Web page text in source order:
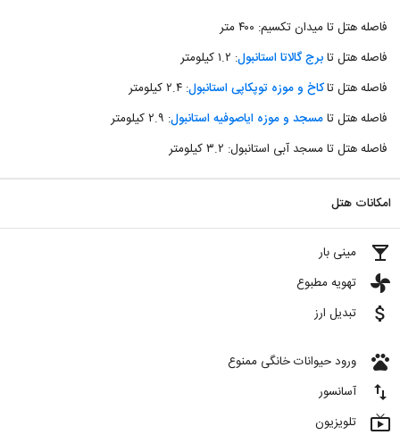
فاصله هتل تا میدان تکسیم: ۴۰۰ متر
فاصله هتل تابرج گالاتا استانبول: ۱.۲ کیلومتر
فاصله هتل تاکاخ و موزه توپکاپی استانبول: ۲.۴ کیلومتر
فاصله هتل تامسجد و موزه ایاصوفیه استانبول: ۲.۹ کیلومتر
فاصله هتل تا مسجد آبی استانبول: ۳.۲ کیلومتر
امکانات هتل
local_bar مینی بار
toys تهویه مطبوع
attach_money تبدیل ارز
pets ورود حیوانات خانگی ممنوع
import_export آسانسور
live_tv تلویزیون